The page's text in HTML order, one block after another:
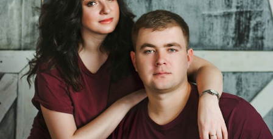
Или заполните форму
+7
Получить расчёт стоимости